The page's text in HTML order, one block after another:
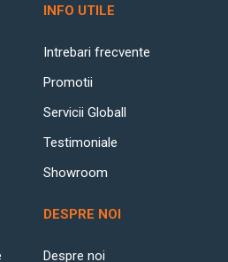
INFO UTILE
Intrebari frecvente
Promotii
Servicii Globall
Testimoniale
Showroom
DESPRE NOI
Despre noi